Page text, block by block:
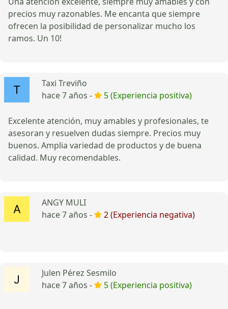
precios muy razonables. Me encanta que siempre
ofrecen la posibilidad de personalizar mucho los
ramos. Un 10!
Taxi Treviño
hace 7 años -
5 (Experiencia positiva)
Excelente atención, muy amables y profesionales, te
asesoran y resuelven dudas siempre. Precios muy
buenos. Amplia variedad de productos y de buena
calidad. Muy recomendables.
ANGY MULI
hace 7 años -
2 (Experiencia negativa)
Julen Pérez Sesmilo
hace 7 años -
5 (Experiencia positiva)